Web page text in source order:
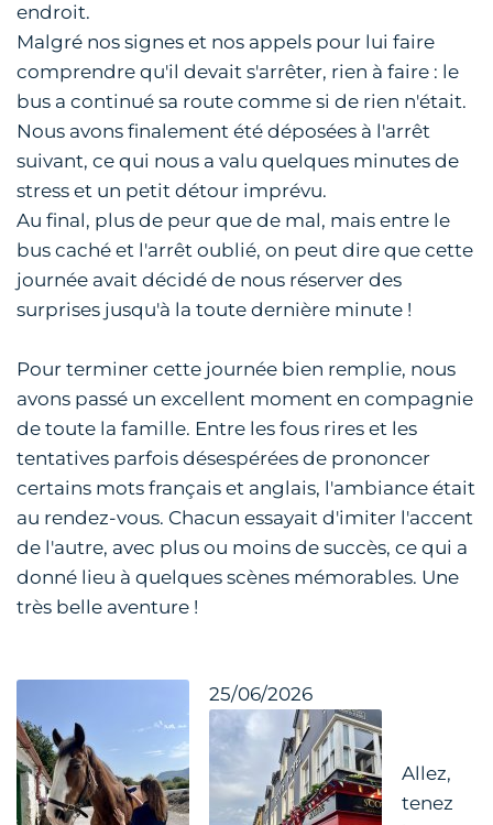
endroit.
Malgré nos signes et nos appels pour lui faire
comprendre qu'il devait s'arrêter, rien à faire : le
bus a continué sa route comme si de rien n'était.
Nous avons finalement été déposées à l'arrêt
suivant, ce qui nous a valu quelques minutes de
stress et un petit détour imprévu.
Au final, plus de peur que de mal, mais entre le
bus caché et l'arrêt oublié, on peut dire que cette
journée avait décidé de nous réserver des
surprises jusqu'à la toute dernière minute !
Pour terminer cette journée bien remplie, nous
avons passé un excellent moment en compagnie
de toute la famille. Entre les fous rires et les
tentatives parfois désespérées de prononcer
certains mots français et anglais, l'ambiance était
au rendez-vous. Chacun essayait d'imiter l'accent
de l'autre, avec plus ou moins de succès, ce qui a
donné lieu à quelques scènes mémorables. Une
très belle aventure !
25/06/2026
Allez,
tenez